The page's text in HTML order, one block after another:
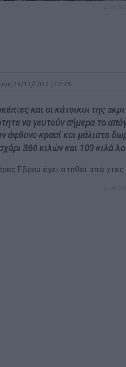
29/12/2022 | 17:36
και οι κάτοικοι της
να γευτούν σήμερα το
άφθονο κρασί και μάλιστα
360 κιλών και 100 κιλά
Έβρου έχει στηθεί από